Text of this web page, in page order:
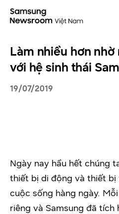
Làm nhiều hơn
với hệ sinh thái
19/07/2019
Ngày nay hầu hết chúng
thiết bị di động và thiết
cuộc sống hàng ngày.
riêng và Samsung đã tích